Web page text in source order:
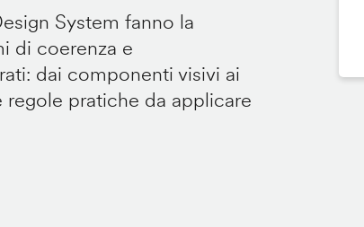
System fanno la
di coerenza e
dai componenti visivi ai
pratiche da applicare